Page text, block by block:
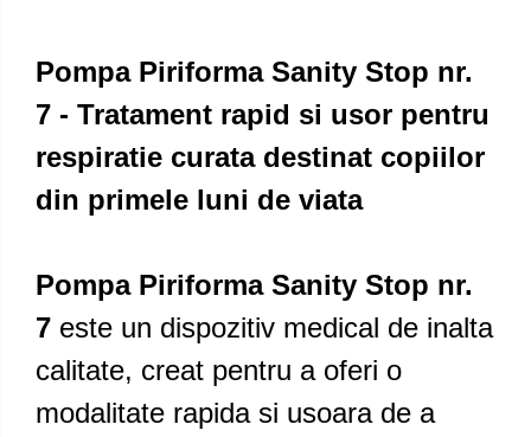
Pompa Piriforma Sanity Stop nr.
7 - Tratament rapid si usor pentru
respiratie curata destinat copiilor
din primele luni de viata
Pompa Piriforma Sanity Stop nr.
7 este un dispozitiv medical de inalta
calitate, creat pentru a oferi o
modalitate rapida si usoara de a